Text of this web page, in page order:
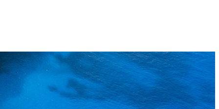
国内长线 招商加盟